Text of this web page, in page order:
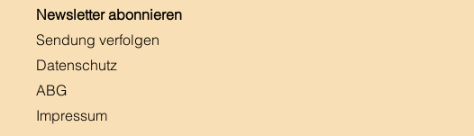
Newsletter abonnieren
Sendung verfolgen
Datenschutz
ABG
Impressum